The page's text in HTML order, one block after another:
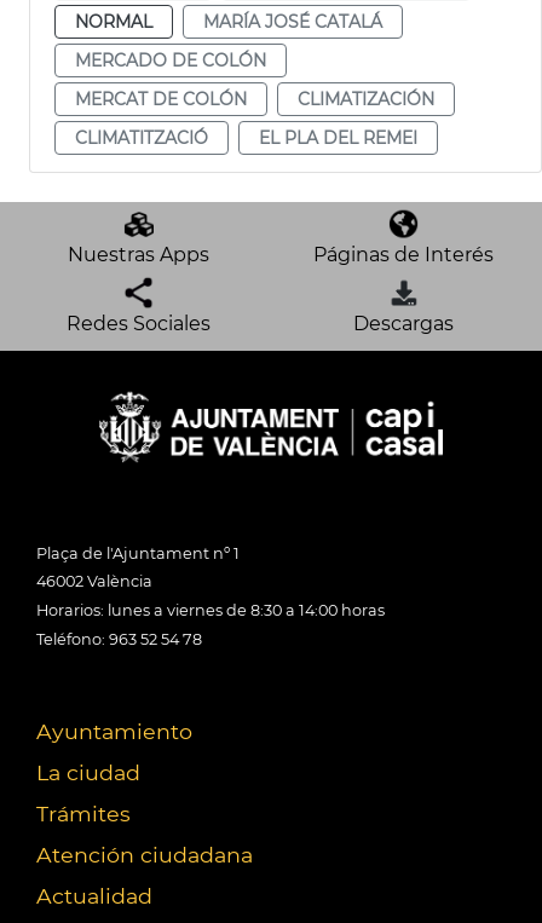
NORMAL
MARÍA JOSÉ CATALÁ
MERCADO DE COLÓN
MERCAT DE COLÓN
CLIMATIZACIÓN
CLIMATITZACIÓ
EL PLA DEL REMEI
Nuestras Apps Páginas de Interés
Redes Sociales Descargas
Plaça de l'Ajuntament nº 1
46002 València
Horarios: lunes a viernes de 8:30 a 14:00 horas
Teléfono: 963 52 54 78
Ayuntamiento
La ciudad
Trámites
Atención ciudadana
Actualidad